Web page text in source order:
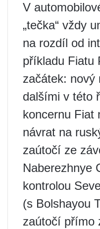
V
„tečka“ vždy
na rozdíl od
příkladu Fiatu
začátek: nový
dalšími v této
koncernu Fiat
návrat na
zaútočí ze
Naberezhnye
kontrolou
(s Bolshayou
zaútočí přímo